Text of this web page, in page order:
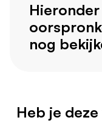
nog
Heb je